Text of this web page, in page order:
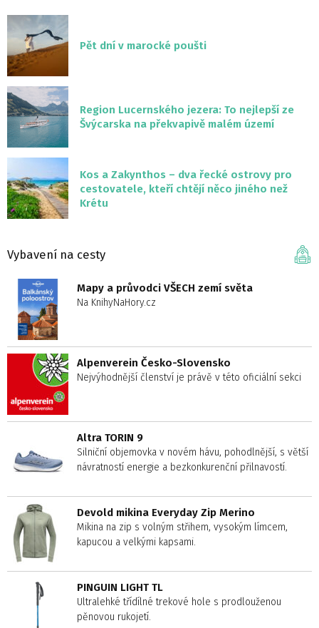
Pět dní v marocké poušti
Region Lucernského jezera: To nejlepší ze
Švýcarska na překvapivě malém území
Kos a Zakynthos – dva řecké ostrovy pro
cestovatele, kteří chtějí něco jiného než
Krétu
Vybavení na cesty
Mapy a průvodci VŠECH zemí světa
Na KnihyNaHory.cz
Alpenverein Česko-Slovensko
Nejvýhodnější členství je právě v této oficiální sekci
Altra TORIN 9
Silniční objemovka v novém hávu, pohodlnější, s větší
návratností energie a bezkonkurenční přilnavostí.
Devold mikina Everyday Zip Merino
Mikina na zip s volným střihem, vysokým límcem,
kapucou a velkými kapsami.
PINGUIN LIGHT TL
Ultralehké třídílné trekové hole s prodlouženou
pěnovou rukojetí.